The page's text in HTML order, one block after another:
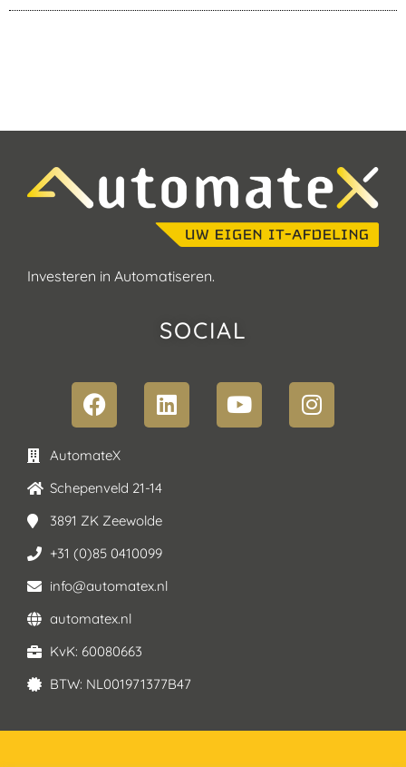
Investeren in Automatiseren.
SOCIAL
AutomateX
Schepenveld 21-14
3891 ZK Zeewolde
+31 (0)85 0410099
info@automatex.nl
automatex.nl
KvK: 60080663
BTW: NL001971377B47